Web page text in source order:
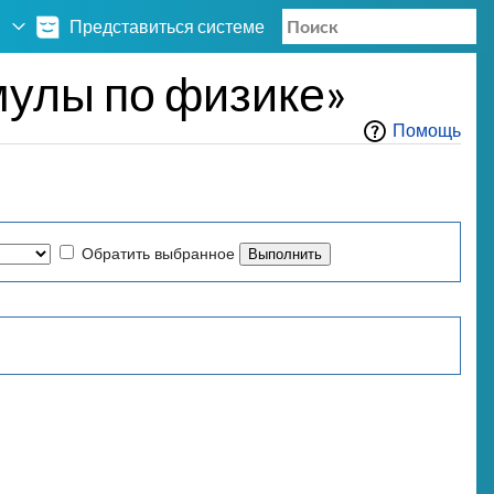
Представиться системе
по физике»
Помощь
Обратить выбранное